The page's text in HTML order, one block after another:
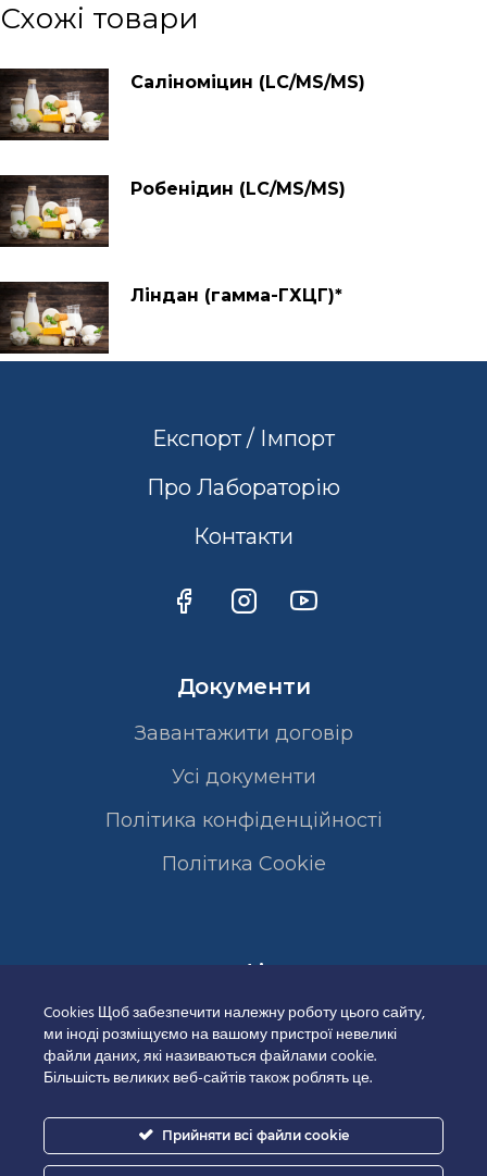
Схожі товари
Саліноміцин (LC/MS/MS)
Робенідин (LC/MS/MS)
Ліндан (гамма-ГХЦГ)*
Експорт / Імпорт
Про Лабораторію
Контакти
Документи
Завантажити договір
Усі документи
Політика конфіденційності
Полiтика Cookie
Сертифікати
Cookies Щоб забезпечити належну роботу цього сайту,
ми іноді розміщуємо на вашому пристрої невеликі
файли даних, які називаються файлами cookie.
Більшість великих веб-сайтів також роблять це.
Прийняти всі файли cookie